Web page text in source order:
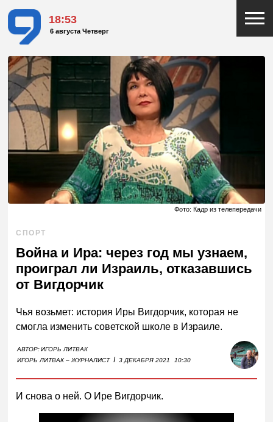
18:53
6 августа Четверг
Фото: Кадр из телепередачи
СПОРТ
Война и Ира: через год мы узнаем,
проиграл ли Израиль, отказавшись
от Вигдорчик
Чья возьмет: история Иры Вигдорчик, которая не
смогла изменить советской школе в Израиле.
АВТОР:ИГОРЬ ЛИТВАК
ИГОРЬ ЛИТВАК – ЖУРНАЛИСТ I 3 ДЕКАБРЯ 2021 10:30
И снова о ней. О Ире Вигдорчик.